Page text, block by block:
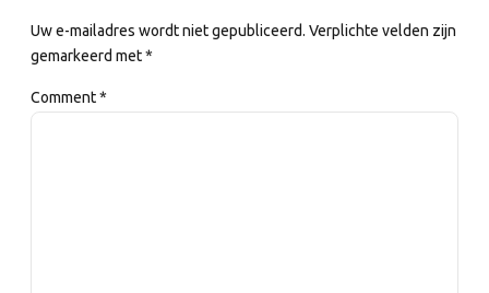
Uw e-mailadres wordt niet gepubliceerd. Verplichte velden zijn
gemarkeerd met *
Comment*